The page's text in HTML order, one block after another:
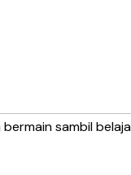
bermain sambil